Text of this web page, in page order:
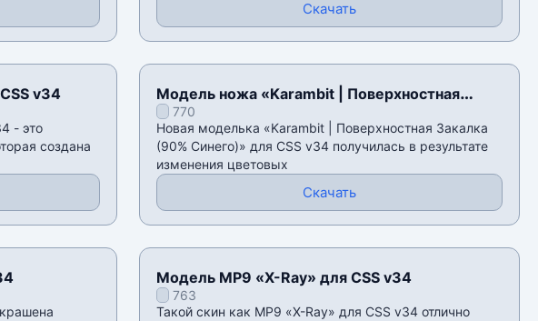
Скачать
v34
- это
создана
Модель ножа «Karambit | Поверхностная
Закалка (90% Синего)» для CSS v34
770
Новая моделька «Karambit | Поверхностная Закалка
(90% Синего)» для CSS v34 получилась в результате
изменения цветовых
Скачать
Модель MP9 «X-Ray» для CSS v34
763
Такой скин как MP9 «X-Ray» для CSS v34 отлично